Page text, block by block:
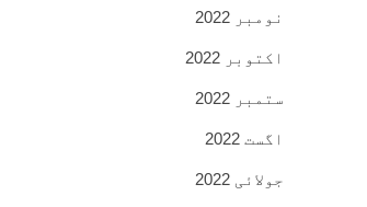
نومبر 2022
اکتوبر 2022
ستمبر 2022
اگست 2022
جولائی 2022